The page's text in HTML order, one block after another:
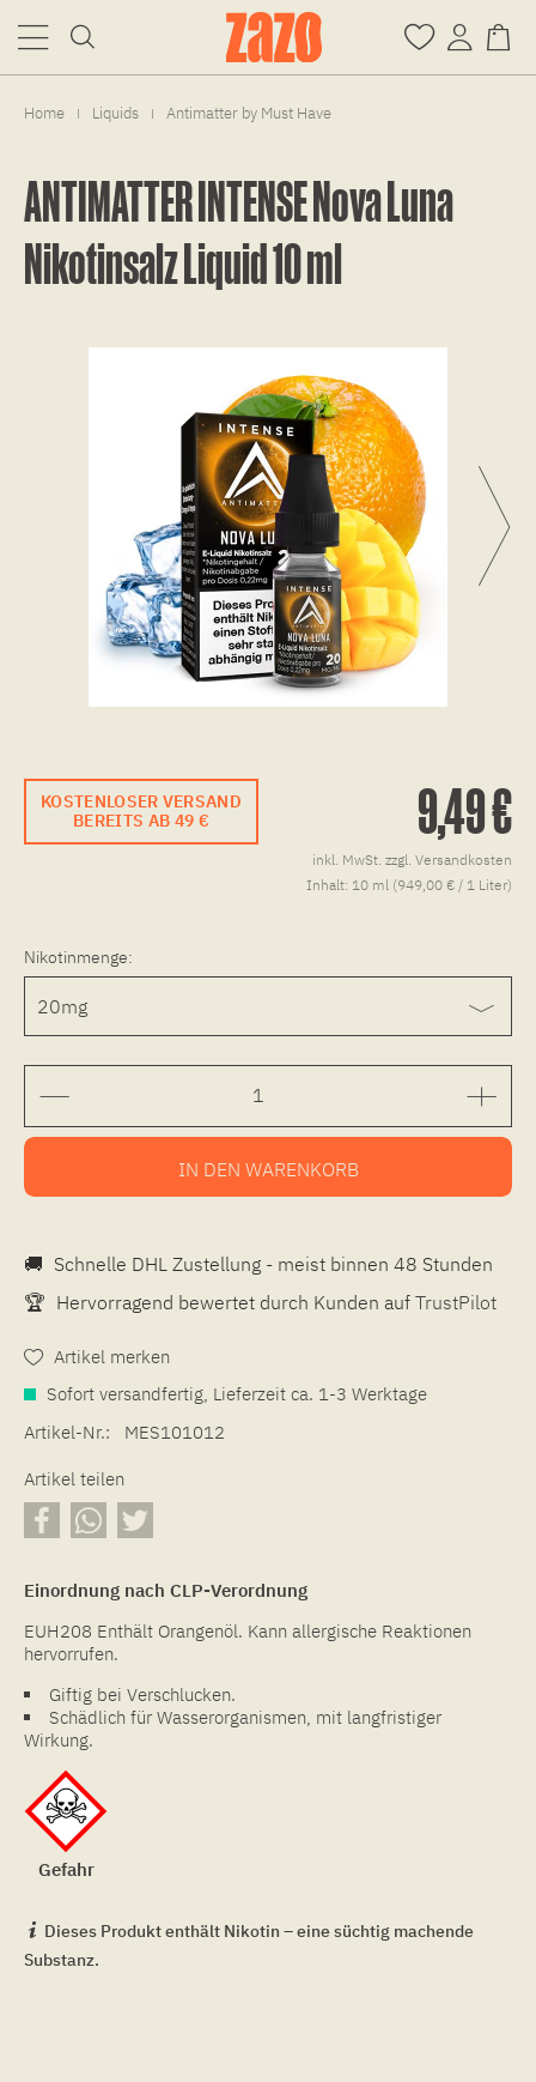
Home | Liquids | Antimatter by Must Have
ANTIMATTER INTENSE Nova Luna
Nikotinsalz Liquid 10 ml
KOSTENLOSER VERSAND
BEREITS AB 49 €
9,49 €
inkl. MwSt. zzgl. Versandkosten
Inhalt: 10 ml (949,00 € / 1 Liter)
Nikotinmenge:
IN DEN WARENKORB
🚚 Schnelle DHL Zustellung - meist binnen 48 Stunden
🏆 Hervorragend bewertet durch Kunden auf TrustPilot
Artikel merken
Sofort versandfertig, Lieferzeit ca. 1-3 Werktage
Artikel-Nr.:
MES101012
Artikel teilen
Einordnung nach CLP-Verordnung
EUH208 Enthält Orangenöl. Kann allergische Reaktionen
hervorrufen.
Giftig bei Verschlucken.
Schädlich für Wasserorganismen, mit langfristiger
Wirkung.
Gefahr
Dieses Produkt enthält Nikotin – eine süchtig machende
Substanz.